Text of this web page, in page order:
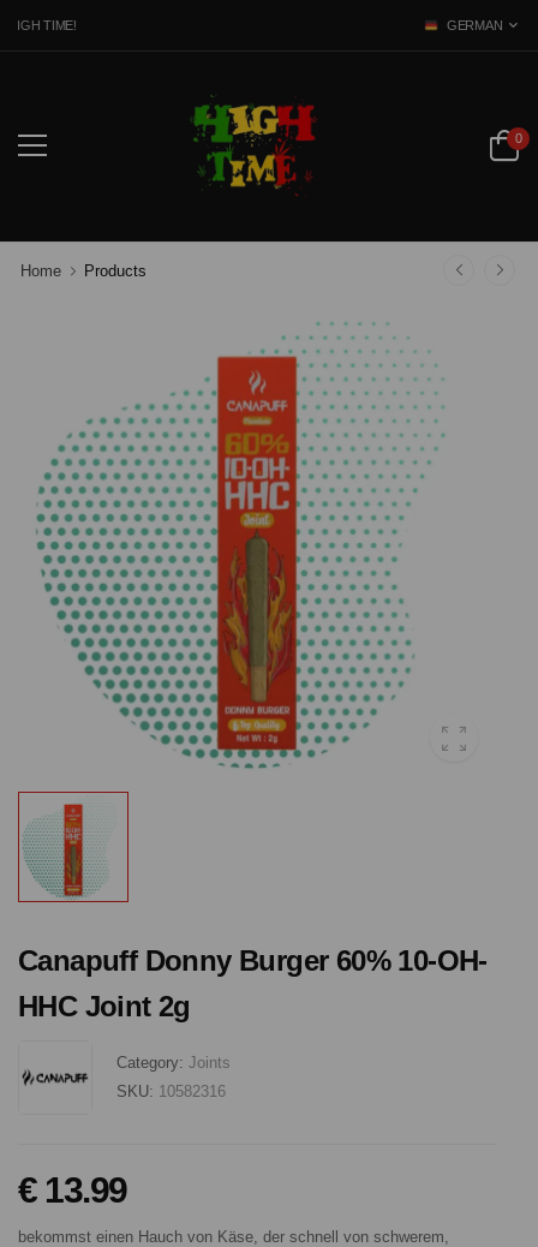
TIME! GERMAN
0
Home Products
Canapuff Donny Burger 60% 10-OH-
HHC Joint 2g
Category: Joints
SKU: 10582316
€ 13.99
bekommst einen Hauch von Käse, der schnell von schwerem,